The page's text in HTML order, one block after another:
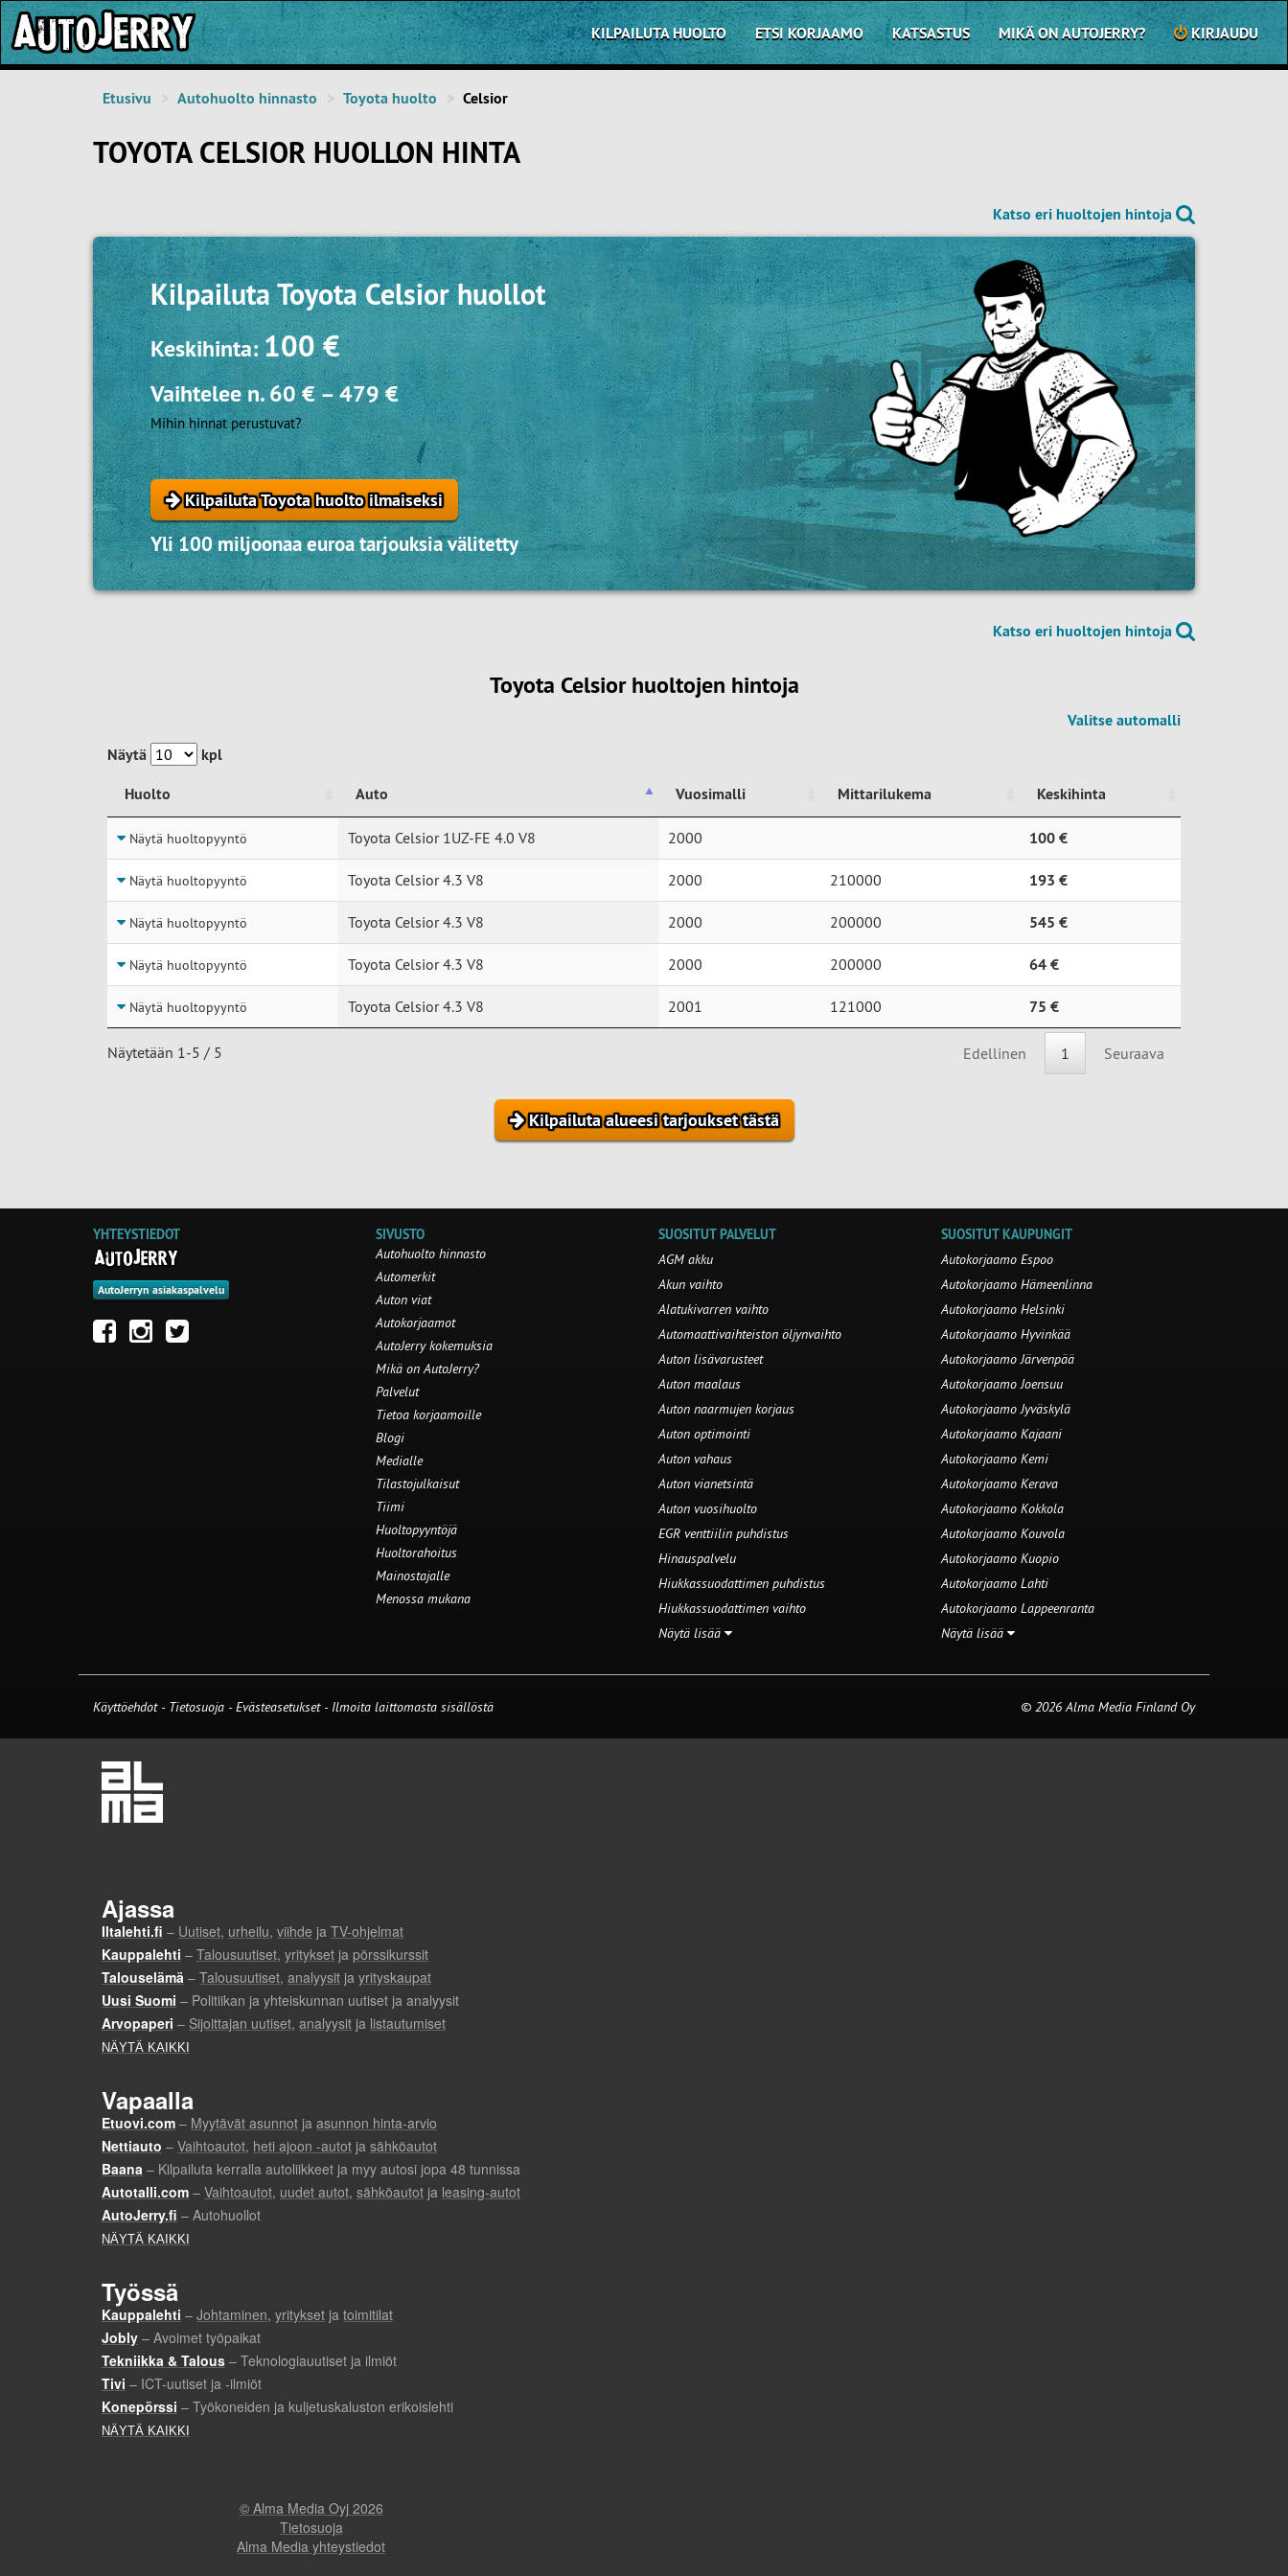
KILPAILUTA HUOLTO ETSI KORJAAMO KATSASTUS MIKÄ ON AUTOJERRY? KIRJAUDU
Etusivu Autohuolto hinnasto Toyota huolto Celsior
TOYOTA CELSIOR HUOLLON HINTA
Katso eri huoltojen hintoja
KilpailutaToyota Celsior huollot
Keskihinta:100 €
Vaihtelee n.60 €–479 €
Mihin hinnat perustuvat?
Kilpailuta Toyota huolto ilmaiseksi
Yli 100 miljoonaa euroa tarjouksia välitetty
Katso eri huoltojen hintoja
Toyota Celsior huoltojen hintoja
Valitse automalli
Näytä
kpl
Huolto
Auto Vuosimalli Mittarilukema
Keskihinta
Huolto
Auto Vuosimalli Keskihinta
Näytä huoltopyyntö Toyota Celsior 1UZ-FE 4.0 V8 2000 100 €
Näytä huoltopyyntö Toyota Celsior 4.3 V8 2000 210000 193 €
Näytä huoltopyyntö Toyota Celsior 4.3 V8 2000 200000 545 €
Näytä huoltopyyntö Toyota Celsior 4.3 V8 2000 200000 64 €
Näytä huoltopyyntö Toyota Celsior 4.3 V8 2001 121000 75 €
Näytetään 1-5 / 5 Edellinen 1 Seuraava
Kilpailuta alueesi tarjoukset tästä
YHTEYSTIEDOT
AutoJerryn asiakaspalvelu
SIVUSTO
Autohuolto hinnasto
Automerkit
Auton viat
Autokorjaamot
AutoJerry kokemuksia
Mikä on AutoJerry?
Palvelut
Tietoa korjaamoille
Blogi
Medialle
Tilastojulkaisut
Tiimi
Huoltopyyntöjä
Huoltorahoitus
Mainostajalle
Menossa mukana
SUOSITUT PALVELUT
AGM akku
Akun vaihto
Alatukivarren vaihto
Automaattivaihteiston öljynvaihto
Auton lisävarusteet
Auton maalaus
Auton naarmujen korjaus
Auton optimointi
Auton vahaus
Auton vianetsintä
Auton vuosihuolto
EGR venttiilin puhdistus
Hinauspalvelu
Hiukkassuodattimen puhdistus
Hiukkassuodattimen vaihto
Näytä lisää
SUOSITUT KAUPUNGIT
Autokorjaamo Espoo
Autokorjaamo Hämeenlinna
Autokorjaamo Helsinki
Autokorjaamo Hyvinkää
Autokorjaamo Järvenpää
Autokorjaamo Joensuu
Autokorjaamo Jyväskylä
Autokorjaamo Kajaani
Autokorjaamo Kemi
Autokorjaamo Kerava
Autokorjaamo Kokkola
Autokorjaamo Kouvola
Autokorjaamo Kuopio
Autokorjaamo Lahti
Autokorjaamo Lappeenranta
Näytä lisää
Käyttöehdot - Tietosuoja -Evästeasetukset- Ilmoita laittomasta sisällöstä © 2026 Alma Media Finland Oy